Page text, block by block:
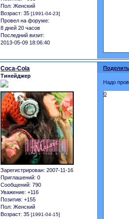
Пол: Женский
Возраст: 35 [1991-04-23]
Провел на форуме:
8 дней 20 часов
Последний визит:
2013-05-09 18:06:40
Coca-Cola
Тинейджер
Зарегистрирован: 2007-11-16
Приглашений: 0
Сообщений: 790
Уважение: +116
Позитив: +155
Пол: Женский
Возраст: 35 [1991-04-15]
Надо
0